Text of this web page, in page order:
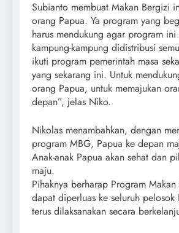
Subianto membuat Makan Bergizi
orang Papua. Ya program yang
harus mendukung agar program
kampung-kampung didistribusi
ikuti program pemerintah masa
yang sekarang ini. Untuk
orang Papua, untuk memajukan
depan”, jelas Niko.
Nikolas menambahkan, dengan
program MBG, Papua ke depan
Anak-anak Papua akan sehat dan
maju.
Pihaknya berharap Program
dapat diperluas ke seluruh pelosok
terus dilaksanakan secara